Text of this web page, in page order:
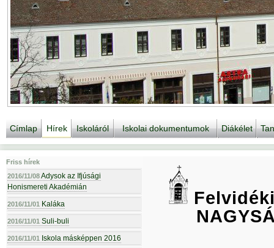
Címlap Hírek Iskoláról Iskolai dokumentumok Diákélet
Friss hírek
2016/11/08Adysok az Ifjúsági
Honismereti Akadémián
2016/11/01 Kaláka
2016/11/01 Suli-buli
2016/11/01 Iskola másképpen 2016